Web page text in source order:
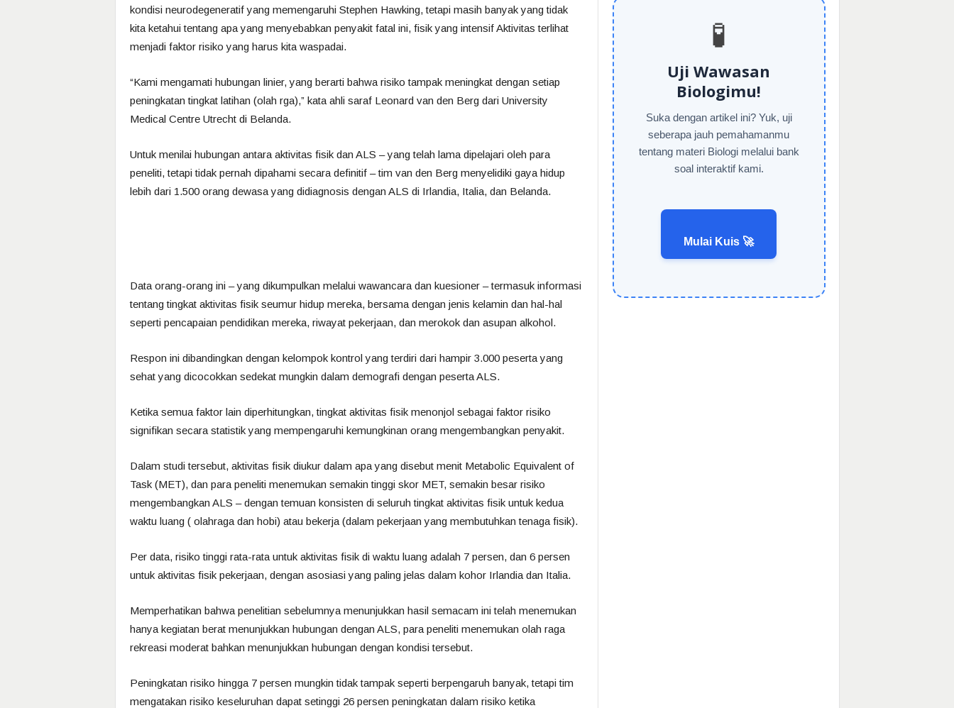
kondisi neurodegeneratif yang memengaruhi Stephen Hawking, tetapi masih banyak yang tidak
kita ketahui tentang apa yang menyebabkan penyakit fatal ini, fisik yang intensif Aktivitas terlihat
menjadi faktor risiko yang harus kita waspadai.
“Kami mengamati hubungan linier, yang berarti bahwa risiko tampak meningkat dengan setiap
peningkatan tingkat latihan (olah rga),” kata ahli saraf Leonard van den Berg dari University
Medical Centre Utrecht di Belanda.
Untuk menilai hubungan antara aktivitas fisik dan ALS – yang telah lama dipelajari oleh para
peneliti, tetapi tidak pernah dipahami secara definitif – tim van den Berg menyelidiki gaya hidup
lebih dari 1.500 orang dewasa yang didiagnosis dengan ALS di Irlandia, Italia, dan Belanda.
Data orang-orang ini – yang dikumpulkan melalui wawancara dan kuesioner – termasuk informasi
tentang tingkat aktivitas fisik seumur hidup mereka, bersama dengan jenis kelamin dan hal-hal
seperti pencapaian pendidikan mereka, riwayat pekerjaan, dan merokok dan asupan alkohol.
Respon ini dibandingkan dengan kelompok kontrol yang terdiri dari hampir 3.000 peserta yang
sehat yang dicocokkan sedekat mungkin dalam demografi dengan peserta ALS.
Ketika semua faktor lain diperhitungkan, tingkat aktivitas fisik menonjol sebagai faktor risiko
signifikan secara statistik yang mempengaruhi kemungkinan orang mengembangkan penyakit.
Dalam studi tersebut, aktivitas fisik diukur dalam apa yang disebut menit Metabolic Equivalent of
Task (MET), dan para peneliti menemukan semakin tinggi skor MET, semakin besar risiko
mengembangkan ALS – dengan temuan konsisten di seluruh tingkat aktivitas fisik untuk kedua
waktu luang ( olahraga dan hobi) atau bekerja (dalam pekerjaan yang membutuhkan tenaga fisik).
Per data, risiko tinggi rata-rata untuk aktivitas fisik di waktu luang adalah 7 persen, dan 6 persen
untuk aktivitas fisik pekerjaan, dengan asosiasi yang paling jelas dalam kohor Irlandia dan Italia.
Memperhatikan bahwa penelitian sebelumnya menunjukkan hasil semacam ini telah menemukan
hanya kegiatan berat menunjukkan hubungan dengan ALS, para peneliti menemukan olah raga
rekreasi moderat bahkan menunjukkan hubungan dengan kondisi tersebut.
Peningkatan risiko hingga 7 persen mungkin tidak tampak seperti berpengaruh banyak, tetapi tim
mengatakan risiko keseluruhan dapat setinggi 26 persen peningkatan dalam risiko ketika
🧪
Uji Wawasan
Biologimu!
Suka dengan artikel ini? Yuk, uji
seberapa jauh pemahamanmu
tentang materi Biologi melalui bank
soal interaktif kami.
Mulai Kuis 🚀